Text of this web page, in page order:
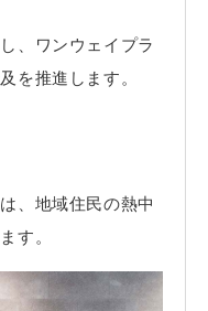
、ワンウェイプラ
を推進します。
、地域住民の熱中
す。